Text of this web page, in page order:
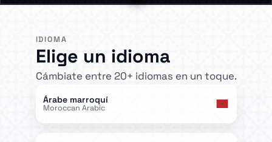
IDIOMA
Elige un idioma
Cámbiate entre 20+ idiomas en un toque.
Árabe marroquí
Moroccan Arabic